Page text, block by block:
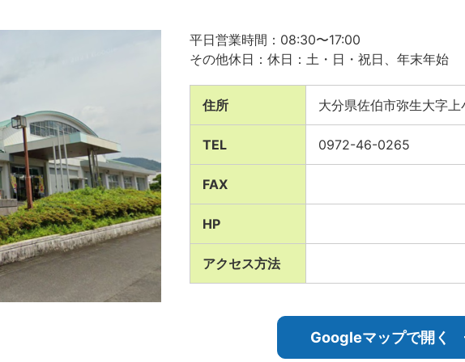
平日営業時間：08:30〜17:00
その他休日：休日：土・日・祝日、年末年始
住所 大分県佐伯市弥生大字上
TEL 0972-46-0265
FAX
HP
アクセス方法
Googleマップで開く